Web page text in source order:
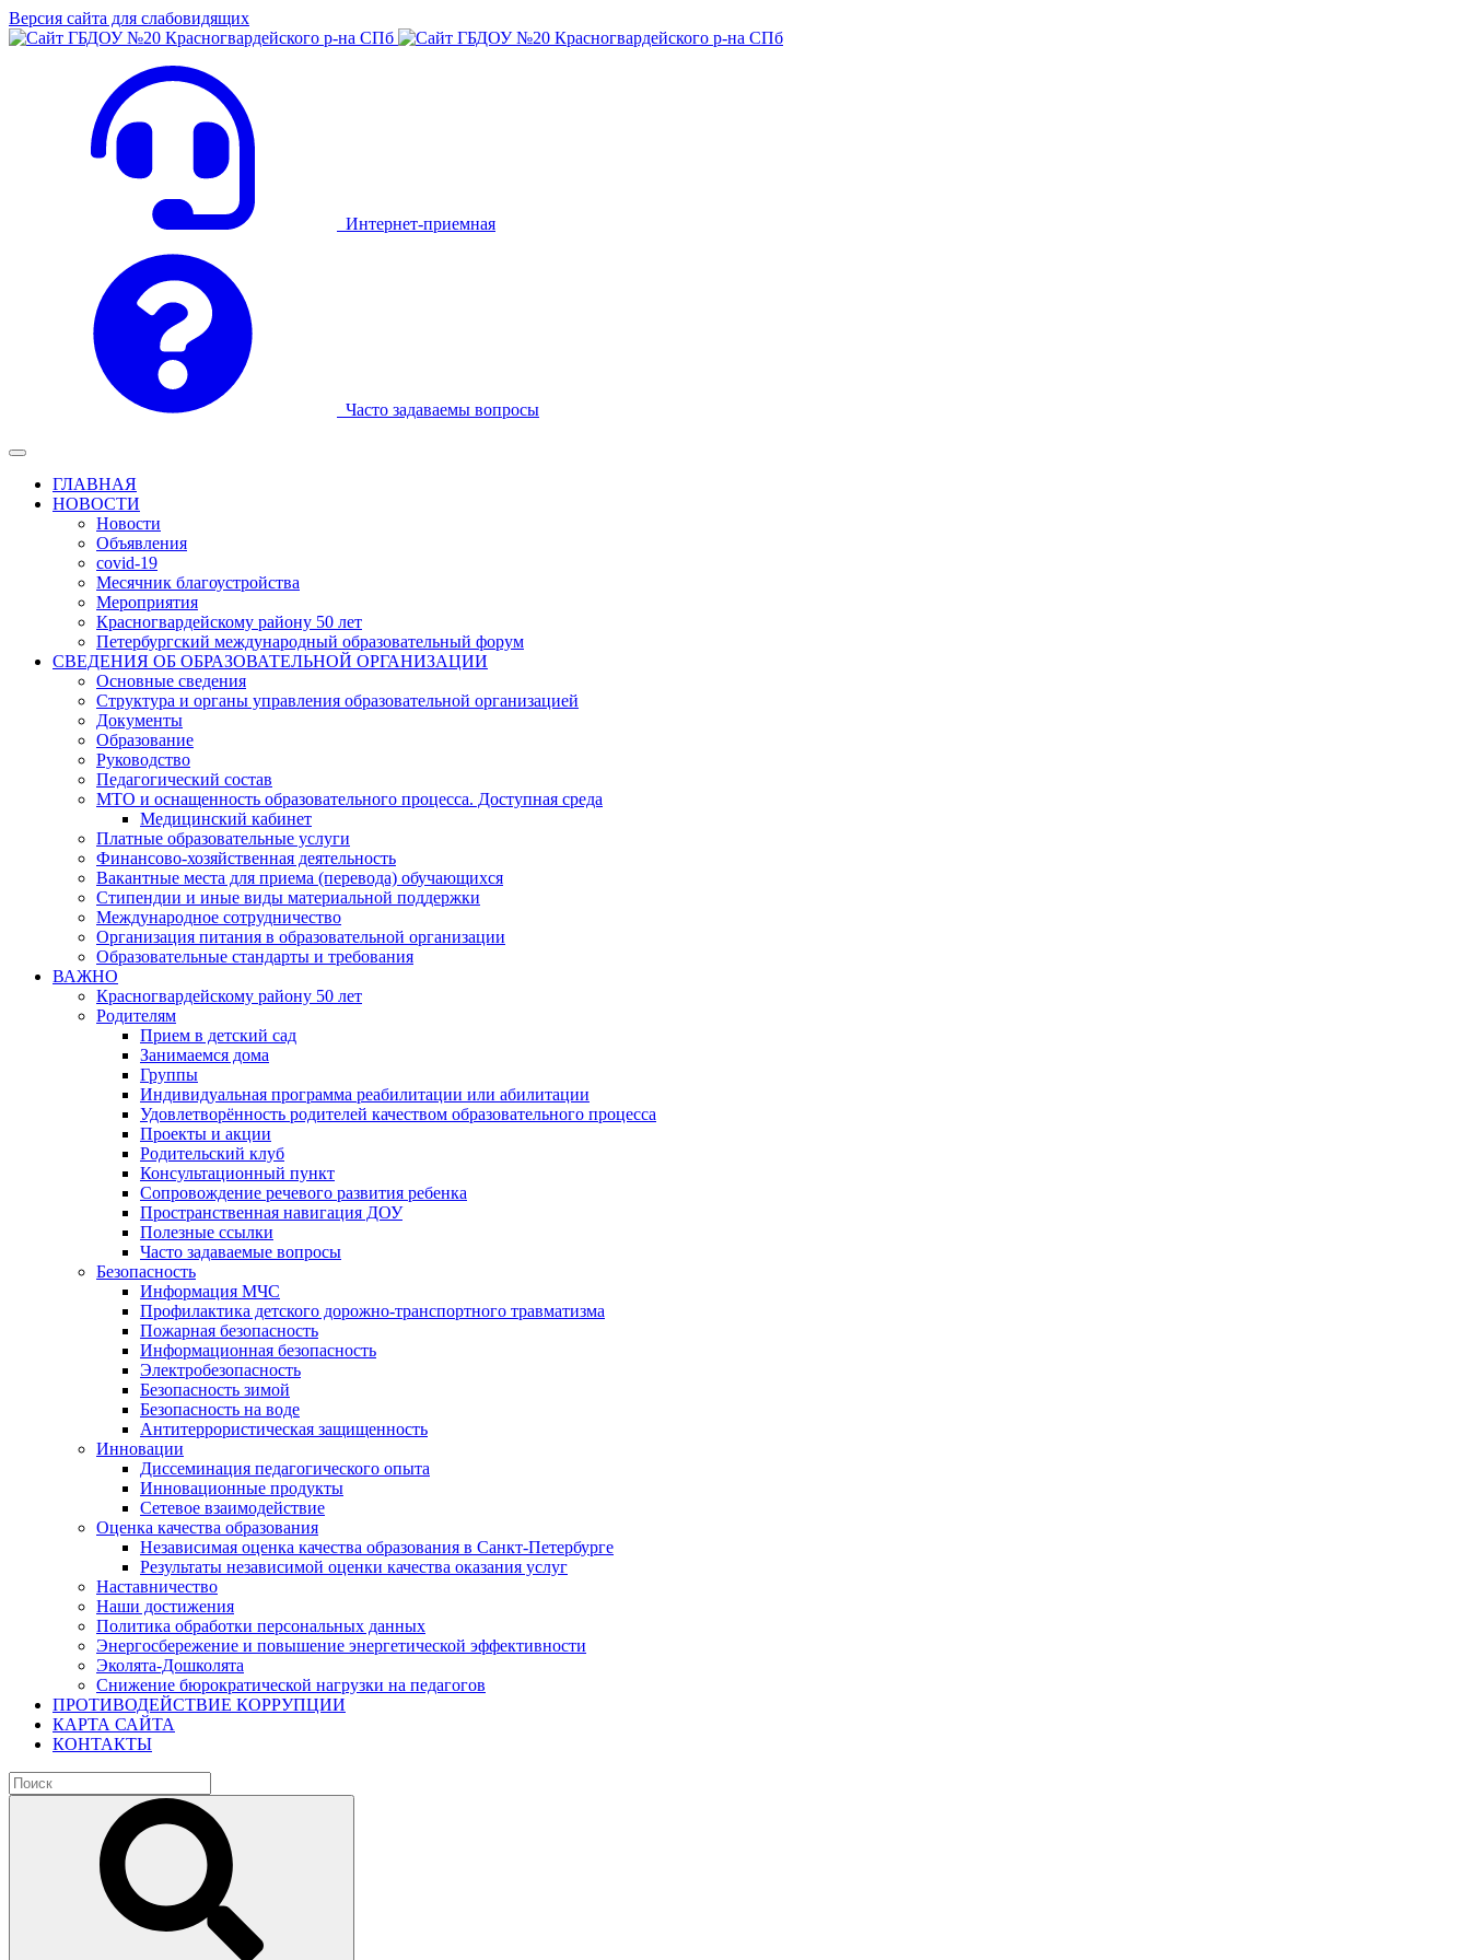
Версия сайта для слабовидящих
Интернет-приемная
Часто задаваемы вопросы
ГЛАВНАЯ
НОВОСТИ
Новости
Объявления
covid-19
Месячник благоустройства
Мероприятия
Красногвардейскому району 50 лет
Петербургский международный образовательный форум
СВЕДЕНИЯ ОБ ОБРАЗОВАТЕЛЬНОЙ ОРГАНИЗАЦИИ
Основные сведения
Структура и органы управления образовательной организацией
Документы
Образование
Руководство
Педагогический состав
МТО и оснащенность образовательного процесса. Доступная среда
Медицинский кабинет
Платные образовательные услуги
Финансово-хозяйственная деятельность
Вакантные места для приема (перевода) обучающихся
Стипендии и иные виды материальной поддержки
Международное сотрудничество
Организация питания в образовательной организации
Образовательные стандарты и требования
ВАЖНО
Красногвардейскому району 50 лет
Родителям
Прием в детский сад
Занимаемся дома
Группы
Индивидуальная программа реабилитации или абилитации
Удовлетворённость родителей качеством образовательного процесса
Проекты и акции
Родительский клуб
Консультационный пункт
Сопровождение речевого развития ребенка
Пространственная навигация ДОУ
Полезные ссылки
Часто задаваемые вопросы
Безопасность
Информация МЧС
Профилактика детского дорожно-транспортного травматизма
Пожарная безопасность
Информационная безопасность
Электробезопасность
Безопасность зимой
Безопасность на воде
Антитеррористическая защищенность
Инновации
Диссеминация педагогического опыта
Инновационные продукты
Сетевое взаимодействие
Оценка качества образования
Независимая оценка качества образования в Санкт-Петербурге
Результаты независимой оценки качества оказания услуг
Наставничество
Наши достижения
Политика обработки персональных данных
Энергосбережение и повышение энергетической эффективности
Эколята-Дошколята
Снижение бюрократической нагрузки на педагогов
ПРОТИВОДЕЙСТВИЕ КОРРУПЦИИ
КАРТА САЙТА
КОНТАКТЫ